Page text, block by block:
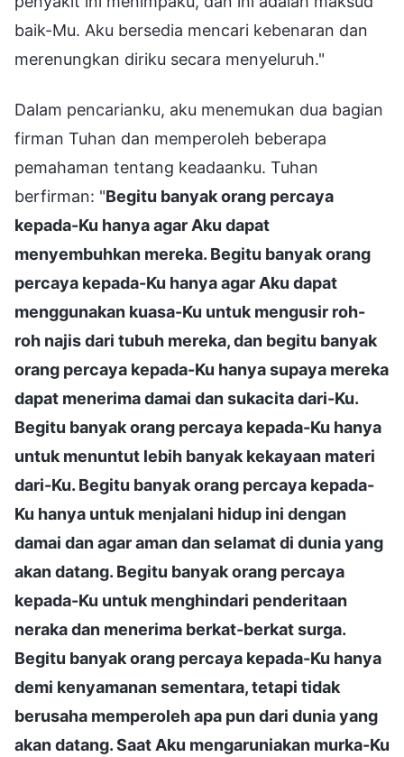
baik-Mu. Aku bersedia mencari kebenaran dan
merenungkan diriku secara menyeluruh."
Dalam pencarianku, aku menemukan dua bagian
firman Tuhan dan memperoleh beberapa
pemahaman tentang keadaanku. Tuhan
berfirman: "Begitu banyak orang percaya
kepada-Ku hanya agar Aku dapat
menyembuhkan mereka. Begitu banyak orang
percaya kepada-Ku hanya agar Aku dapat
menggunakan kuasa-Ku untuk mengusir roh-
roh najis dari tubuh mereka, dan begitu banyak
orang percaya kepada-Ku hanya supaya mereka
dapat menerima damai dan sukacita dari-Ku.
Begitu banyak orang percaya kepada-Ku hanya
untuk menuntut lebih banyak kekayaan materi
dari-Ku. Begitu banyak orang percaya kepada-
Ku hanya untuk menjalani hidup ini dengan
damai dan agar aman dan selamat di dunia yang
akan datang. Begitu banyak orang percaya
kepada-Ku untuk menghindari penderitaan
neraka dan menerima berkat-berkat surga.
Begitu banyak orang percaya kepada-Ku hanya
demi kenyamanan sementara, tetapi tidak
berusaha memperoleh apa pun dari dunia yang
akan datang. Saat Aku mengaruniakan murka-Ku